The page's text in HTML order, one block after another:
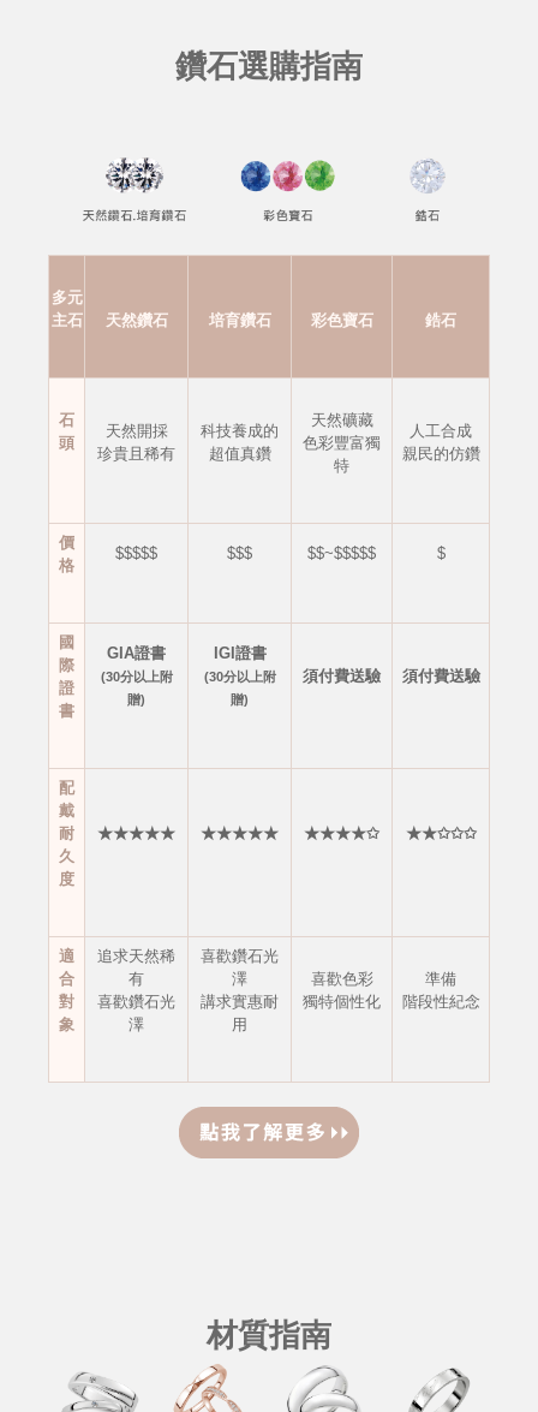
鑽石選購指南
多元
主石
天然鑽石 培育鑽石 彩色寶石 鋯石
石
頭
天然開採
珍貴且稀有
科技養成的
超值真鑽
天然礦藏
色彩豐富獨
特
人工合成
親民的仿鑽
價
格
$$$$$ $$$ $$~$$$$$ $
國
際
證
書
GIA證書
(30分以上附
贈)
IGI證書
(30分以上附
贈)
須付費送驗 須付費送驗
配
戴
耐
久
度
★★★★★ ★★★★★ ★★★★✩ ★★✩✩✩
適
合
對
象
追求天然稀
有
喜歡鑽石光
澤
喜歡鑽石光
澤
講求實惠耐
用
喜歡色彩
獨特個性化
準備
階段性紀念
材質指南